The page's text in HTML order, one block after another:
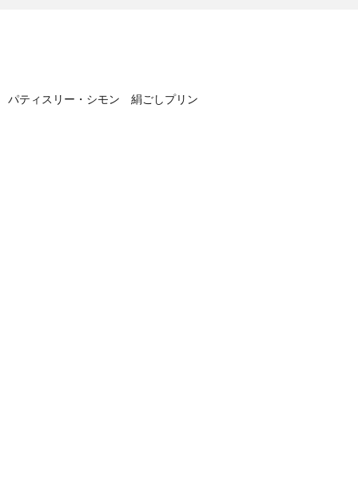
パティスリー・シモン 絹ごしプリン